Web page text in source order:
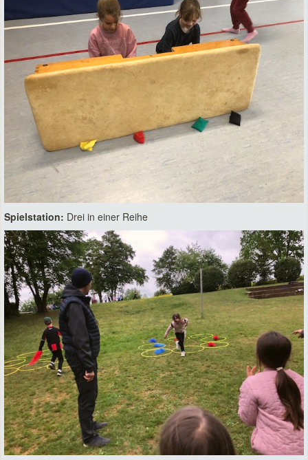
Spielstation: Drei in einer Reihe